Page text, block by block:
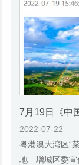
2022-07-22
粤港澳大湾区“
地 增城区委宣